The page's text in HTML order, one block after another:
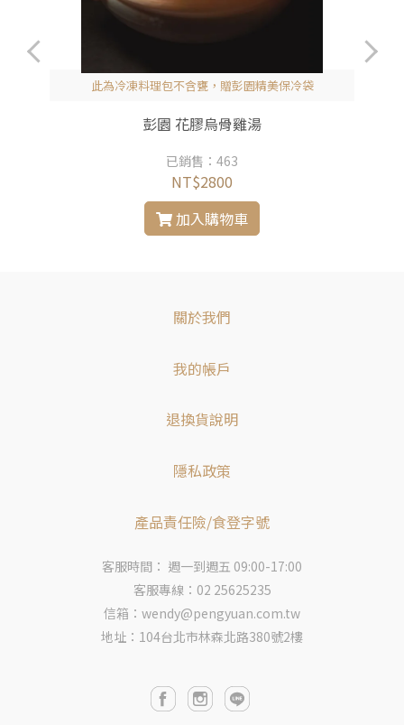
此為冷凍料理包不含甕，贈彭園精美保冷袋
彭園 花膠烏骨雞湯
已銷售：463
NT$2800
加入購物車
關於我們
我的帳戶
退換貨說明
隱私政策
產品責任險/食登字號
客服時間： 週一到週五 09:00-17:00
客服專線：02 25625235
信箱：wendy@pengyuan.com.tw
地址：104台北市林森北路380號2樓